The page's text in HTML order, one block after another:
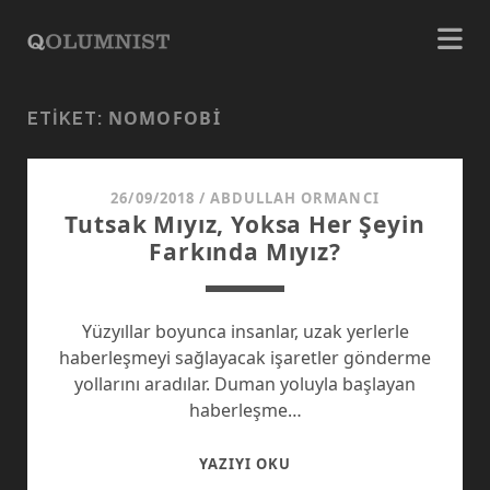
ETIKET: NOMOFOBI
26/09/2018 / ABDULLAH ORMANCI
Tutsak Mıyız, Yoksa Her Şeyin
Farkında Mıyız?
Yüzyıllar boyunca insanlar, uzak yerlerle
haberleşmeyi sağlayacak işaretler gönderme
yollarını aradılar. Duman yoluyla başlayan
haberleşme…
YAZIYI OKU